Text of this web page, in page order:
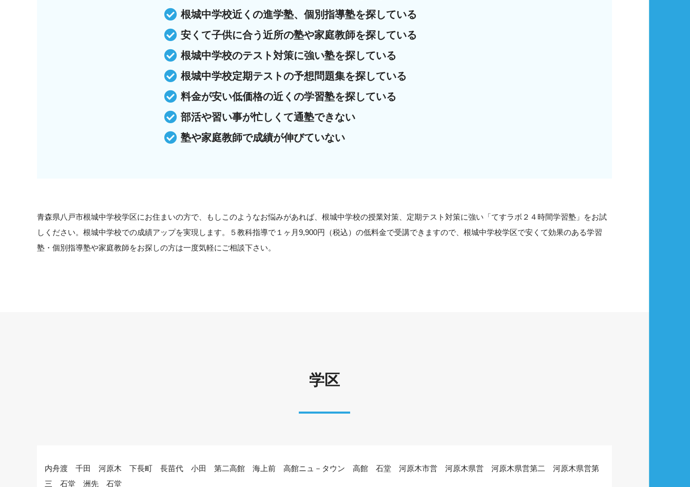
根城中学校近くの進学塾、個別指導塾を探している
安くて子供に合う近所の塾や家庭教師を探している
根城中学校のテスト対策に強い塾を探している
根城中学校定期テストの予想問題集を探している
料金が安い低価格の近くの学習塾を探している
部活や習い事が忙しくて通塾できない
塾や家庭教師で成績が伸びていない
青森県八戸市根城中学校学区にお住まいの方で、もしこのようなお悩みがあれば、根城中学校の授業対策、定期テスト対策に強い「てすラボ２４時間学習塾」をお試
しください。根城中学校での成績アップを実現します。５教科指導で１ヶ月9,900円（税込）の低料金で受講できますので、根城中学校学区で安くて効果のある学習
塾・個別指導塾や家庭教師をお探しの方は一度気軽にご相談下さい。
学区
内舟渡 千田 河原木 下長町 長苗代 小田 第二高館 海上前 高館ニュ－タウン 高館 石堂 河原木市営 河原木県営 河原木県営第二 河原木県営第
三 石堂 洲先 石堂